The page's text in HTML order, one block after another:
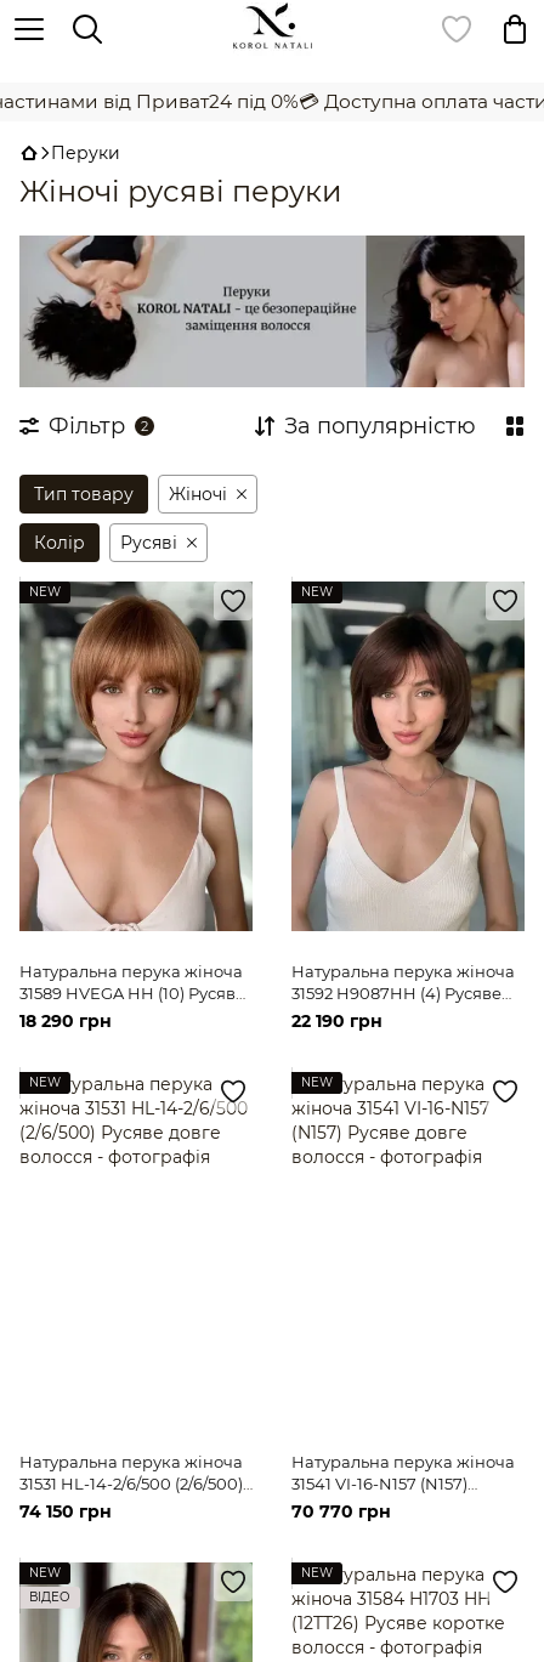
від Приват24 під 0%💳 Доступна оплата
Перуки
Жіночі русяві перуки
Фільтр 2 За популярністю
Тип товару Жіночi
Колір Русяві
NEW
Натуральна перука жіноча
31589 HVEGA HH (10) Русяве
волосся середньої довжини
18 290 грн
NEW
Натуральна перука жіноча
31592 H9087HH (4) Русяве
волосся середньої довжини
22 190 грн
NEW
Натуральна перука жіноча
31531 HL-14-2/6/500 (2/6/500)
Русяве довге волосся
74 150 грн
NEW
Натуральна перука жіноча
31541 VI-16-N157 (N157)
Русяве довге волосся
70 770 грн
NEW
ВІДЕО
NEW